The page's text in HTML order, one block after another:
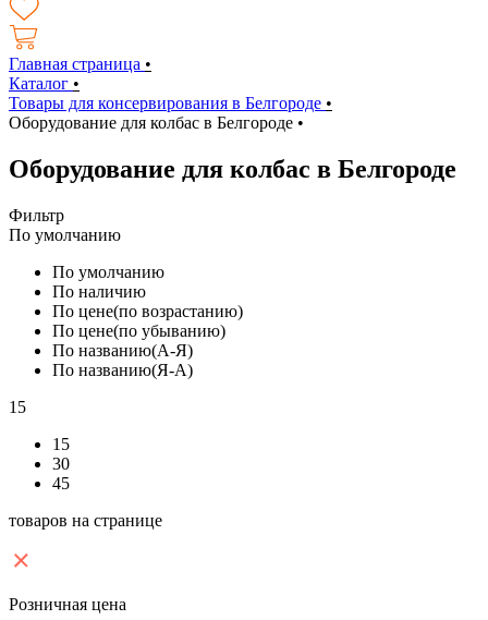
Главная страница •
Каталог •
Товары для консервирования в Белгороде •
Оборудование для колбас в Белгороде •
Оборудование для колбас в Белгороде
Фильтр
По умолчанию
По умолчанию
По наличию
По цене(по возрастанию)
По цене(по убыванию)
По названию(А-Я)
По названию(Я-А)
15
15
30
45
товаров на странице
Розничная цена